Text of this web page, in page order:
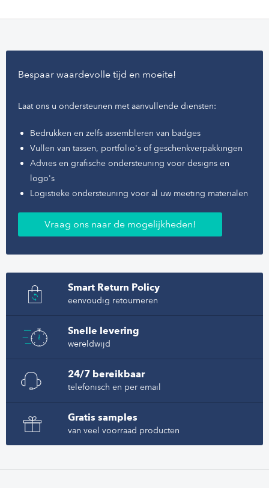
dispenser personaliseren met uw eigen logo, text, design of
met ons op.
Houd er rekening mee dat de Zuilen worden geleverd exclusief
meegeleverd
Bespaar waardevolle tijd en moeite!
Laat ons u ondersteunen met aanvullende diensten:
Bedrukken en zelfs assembleren van badges
Vullen van tassen, portfolio's of geschenkverpakkingen
Advies en grafische ondersteuning voor designs en
logo's
Logistieke ondersteuning voor al uw meeting materialen
Vraag ons naar de mogelijkheden!
Smart Return Policy
eenvoudig retourneren
Snelle levering
wereldwijd
24/7 bereikbaar
telefonisch en per email
Gratis samples
van veel voorraad producten